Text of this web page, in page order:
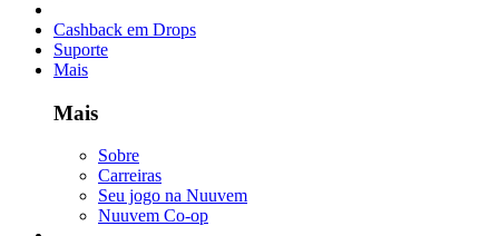
Cashback em Drops
Suporte
Mais
Mais
Sobre
Carreiras
Seu jogo na Nuuvem
Nuuvem Co-op